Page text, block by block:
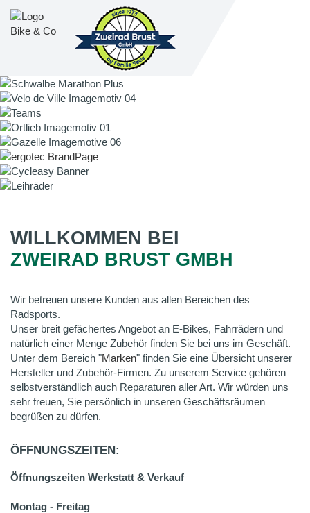
WILLKOMMEN BEI
ZWEIRAD BRUST GMBH
Wir betreuen unsere Kunden aus allen Bereichen des
Radsports.
Unser breit gefächertes Angebot an E-Bikes, Fahrrädern und
natürlich einer Menge Zubehör finden Sie bei uns im Geschäft.
Unter dem Bereich "Marken" finden Sie eine Übersicht unserer
Hersteller und Zubehör-Firmen. Zu unserem Service gehören
selbstverständlich auch Reparaturen aller Art. Wir würden uns
sehr freuen, Sie persönlich in unseren Geschäftsräumen
begrüßen zu dürfen.
ÖFFNUNGSZEITEN:
Öffnungszeiten Werkstatt & Verkauf
Montag - Freitag